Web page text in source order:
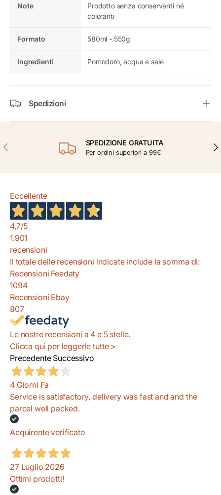
Note
Prodotto senza conservanti né
coloranti
Formato 580ml - 550g
Ingredienti Pomodoro, acqua e sale
Spedizioni
INDIETRO SPEDIZIONE GRATUITA
Per ordini superiori a 99€
Eccellente
4,7/5
1.901
recensioni
Il totale delle recensioni indicate include la somma di:
Recensioni Feedaty
1094
Recensioni Ebay
807
Le nostre recensioni a 4 e 5 stelle.
Clicca qui per leggerle tutte >
Precedente Successivo
4 Giorni Fa
Service is satisfactory, delivery was fast and and the
parcel well packed.
Acquirente verificato
27 Luglio 2026
Ottimi prodotti!